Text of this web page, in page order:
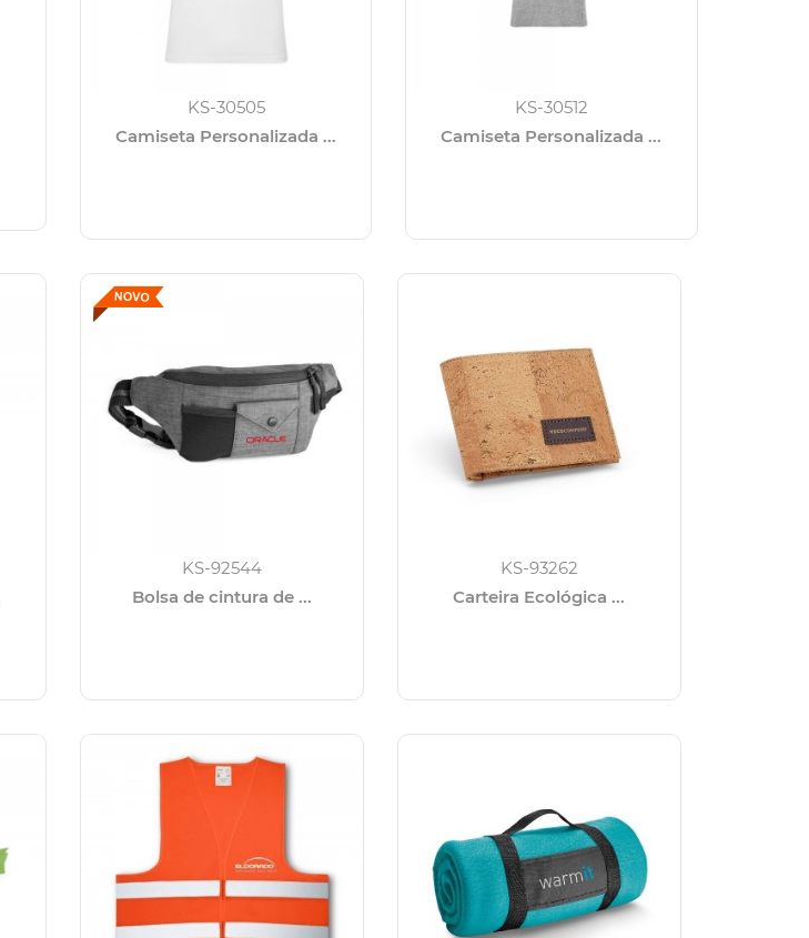
KS-30505
Camiseta Personalizada ...
KS-30512
Camiseta Personalizada ...
KS-92544
Bolsa de cintura de ...
KS-93262
Carteira Ecológica ...